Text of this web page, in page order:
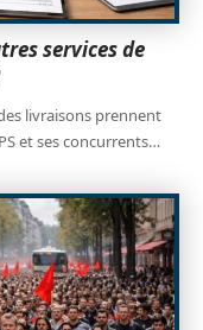
services de
livraisons prennent
et ses concurrents…